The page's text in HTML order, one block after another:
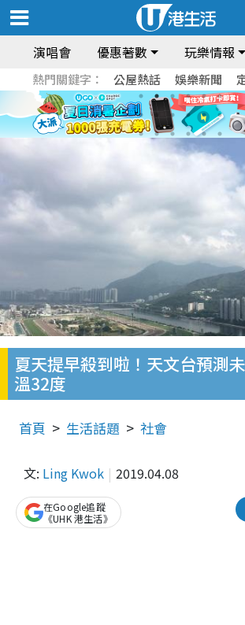
演唱會 優惠著數 玩樂情報
熱門關鍵字： 公屋熱話 娛樂新聞
夏天提早殺到啦！天文台預測
溫32度
首頁 生活話題 社會
文: Ling Kwok 2019.04.08
在Google追蹤
《UHK 港生活》